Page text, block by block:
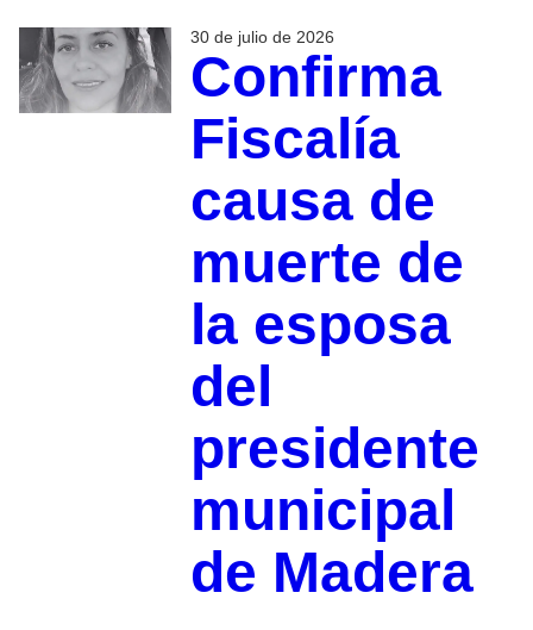
30 de julio de 2026
Confirma
Fiscalía
causa de
muerte de
la esposa
del
presidente
municipal
de Madera